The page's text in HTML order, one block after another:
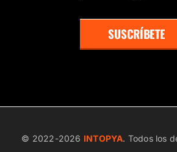
SUSCRÍBETE
© 2022-2026 INTOPYA. Todos los